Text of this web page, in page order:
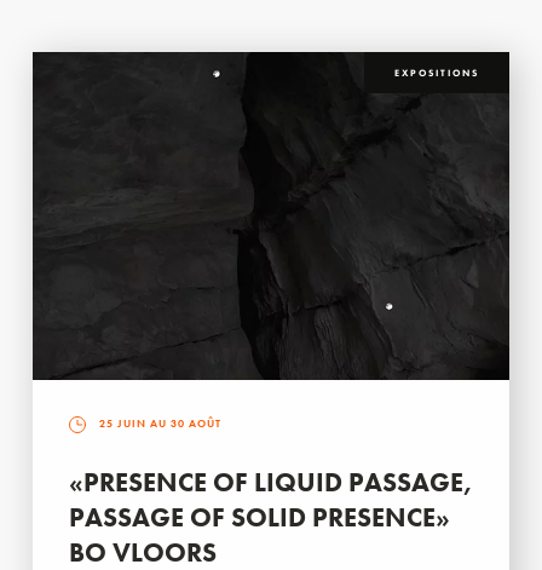
EXPOSITIONS
25 JUIN AU 30 AOÛT
«PRESENCE OF LIQUID PASSAGE,
PASSAGE OF SOLID PRESENCE»
BO VLOORS